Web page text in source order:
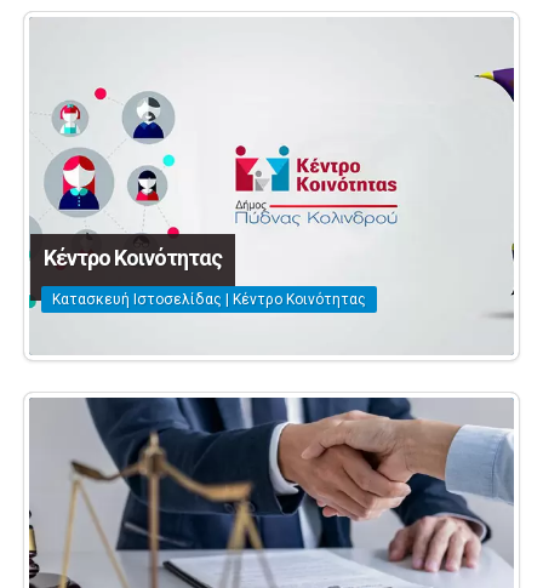
Κέντρο Κοινότητας
Κατασκευή Ιστοσελίδας | Κέντρο Κοινότητας